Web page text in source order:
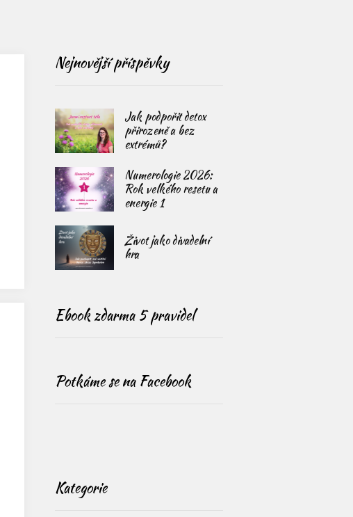
Nejnovější příspěvky
Jak podpořit detox
přirozeně a bez
extrémů?
Numerologie 2026:
Rok velkého resetu a
energie 1
Život jako divadelní
hra
Ebook zdarma 5 pravidel
Potkáme se na Facebook
Kategorie